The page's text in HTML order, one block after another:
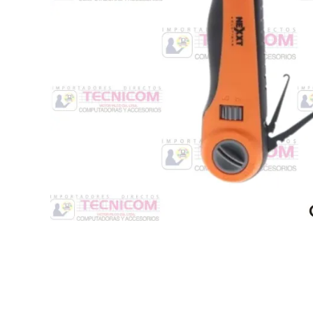
Suministros de Impresión
Accesorios y Periféricos
Software